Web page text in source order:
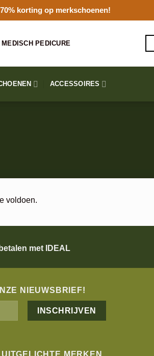
korting op merkschoenen!
MEDISCH PEDICURE
ACCESSOIRES
voldoen.
met IDEAL
NIEUWSBRIEF!
UITGELICHTE MERKEN